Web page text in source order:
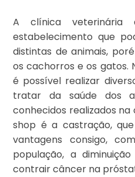
A clínica
estabelecimento que
distintas de animais,
os cachorros e os gatos.
é possível realizar
tratar da saúde dos
conhecidos realizados
shop é a castração,
vantagens consigo,
população, a
contrair câncer na